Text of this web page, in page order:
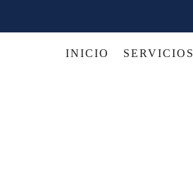
INICIO SERVICIOS